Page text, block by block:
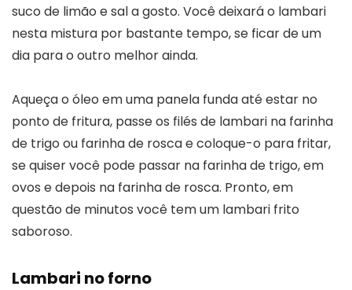
suco de limão e sal a gosto. Você deixará o lambari
nesta mistura por bastante tempo, se ficar de um
dia para o outro melhor ainda.
Aqueça o óleo em uma panela funda até estar no
ponto de fritura, passe os filés de lambari na farinha
de trigo ou farinha de rosca e coloque-o para fritar,
se quiser você pode passar na farinha de trigo, em
ovos e depois na farinha de rosca. Pronto, em
questão de minutos você tem um lambari frito
saboroso.
Lambari no forno